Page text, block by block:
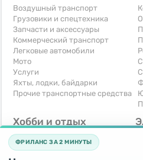
Воздушный транспорт
Грузовики и спецтехника
Запчасти и аксессуары
Коммерческий транспорт
Легковые автомобили
Мото
Услуги
Яхты, лодки, байдарки
Прочие транспортные средства
Хобби и отдых
Книги и журналы
Музыкальные инструменты
Охота и рыбалка
ФРИЛАНС ЗА 2 МИНУТЫ